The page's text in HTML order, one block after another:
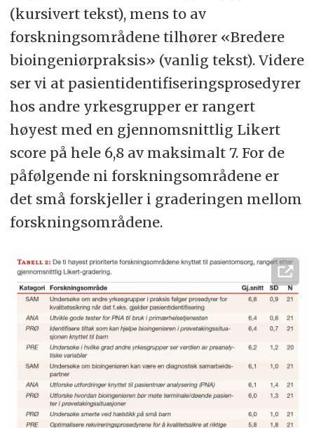
(kursivert tekst), mens to av
forskningsområdene tilhører «Bredere
bioingeniørpraksis» (vanlig tekst). Videre
ser vi at pasientidentifiseringsprosedyrer
hos andre yrkesgrupper er rangert
høyest med en gjennomsnittlig Likert
score på hele 6,8 av maksimalt 7. For de
påfølgende ni forskningsområdene er
det små forskjeller i graderingen mellom
forskningsområdene.